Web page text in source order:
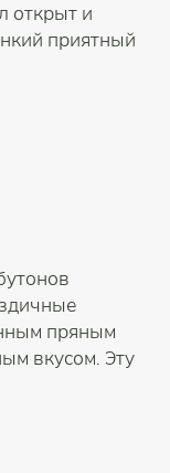
открыт и
приятный
пряным
вкусом. Эту